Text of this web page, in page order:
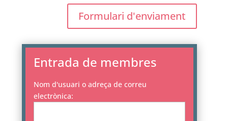
Formulari d'enviament
Entrada de membres
Nom d'usuari o adreça de correu
electrònica: